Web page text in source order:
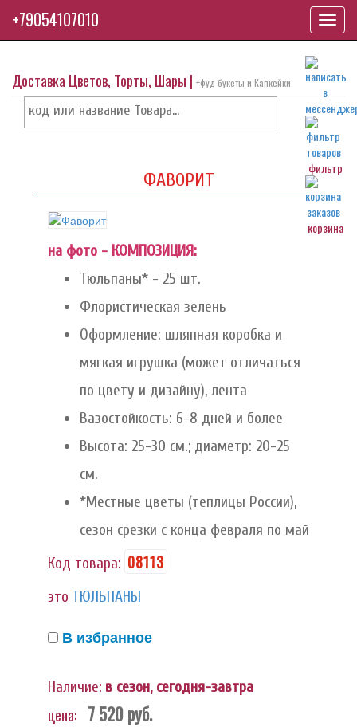
фильтр
корзина
Доставка Цветов, Торты, Шары | +фуд букеты и Капкейки
ФАВОРИТ
на фото - КОМПОЗИЦИЯ:
Тюльпаны* - 25 шт.
Флористическая зелень
Оформление: шляпная коробка и
мягкая игрушка (может отличаться
по цвету и дизайну), лента
Вазостойкость: 6-8 дней и более
Высота: 25-30 см.; диаметр: 20-25
см.
*Местные цветы (теплицы России),
сезон срезки с конца февраля по май
Код товара: 08113
это ТЮЛЬПАНЫ
В избранное
Наличие: в сезон, сегодня-завтра
цена: 7 520руб.
+79054107010